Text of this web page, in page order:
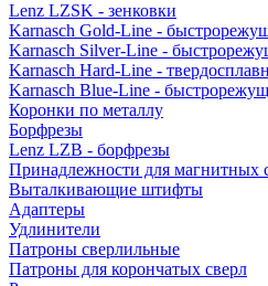
Lenz LZSK - зенковки
Karnasch Gold-Line -
Karnasch Silver-Line -
Karnasch Hard-Line -
Karnasch Blue-Line -
Коронки по металлу
Борфрезы
Lenz LZB - борфрезы
Принадлежности для магнитных
Выталкивающие штифты
Адаптеры
Удлинители
Патроны сверлильные
Патроны для корончатых сверл